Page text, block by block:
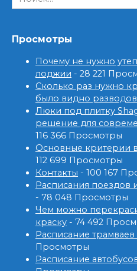
for:
Просмотры
Почему не нужно
лоджии - 28 221
Сколько раз нужно
было видно разводов
Люки под плитку
решение для
116 366 Просмотры
Основные критерии
112 699 Просмотры
Контакты - 100 167
Расписания поездов
- 78 048 Просмотры
Чем можно
краску - 74 492
Расписание
Просмотры
Расписание